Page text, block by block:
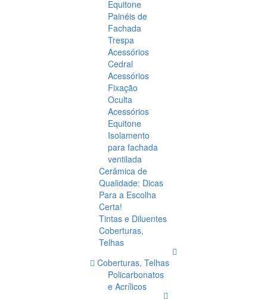
Equitone
Painéis de
Fachada
Trespa
Acessórios
Cedral
Acessórios
Fixação
Oculta
Acessórios
Equitone
Isolamento
para fachada
ventilada
Cerâmica de
Qualidade: Dicas
Para a Escolha
Certa!
Tintas e Diluentes
Coberturas,
Telhas
Coberturas, Telhas
Policarbonatos
e Acrílicos